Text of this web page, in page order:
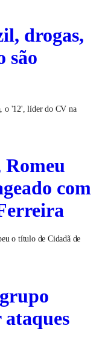
drogas,
são
o '12', líder do CV na
Romeu
com
o título de Cidadã de